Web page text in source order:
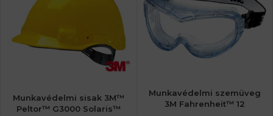
Munkavédelmi sisak 3M™
Peltor™ G3000 Solaris™
Munkavédelmi szemüveg
3M Fahrenheit™ 12